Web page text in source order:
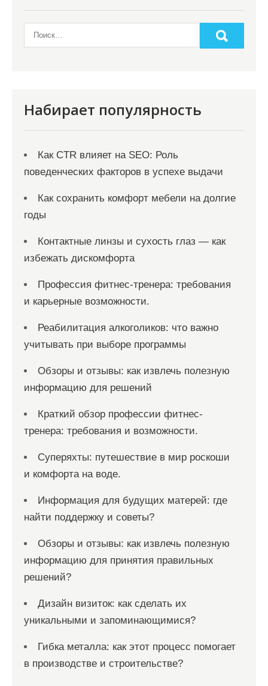
Набирает популярность
Как CTR влияет на SEO: Роль
поведенческих факторов в успехе выдачи
Как сохранить комфорт мебели на долгие
годы
Контактные линзы и сухость глаз — как
избежать дискомфорта
Профессия фитнес-тренера: требования
и карьерные возможности.
Реабилитация алкоголиков: что важно
учитывать при выборе программы
Обзоры и отзывы: как извлечь полезную
информацию для решений
Краткий обзор профессии фитнес-
тренера: требования и возможности.
Суперяхты: путешествие в мир роскоши
и комфорта на воде.
Информация для будущих матерей: где
найти поддержку и советы?
Обзоры и отзывы: как извлечь полезную
информацию для принятия правильных
решений?
Дизайн визиток: как сделать их
уникальными и запоминающимися?
Гибка металла: как этот процесс помогает
в производстве и строительстве?